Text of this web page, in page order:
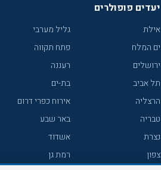
יעדים פופולרים
אילת
ים המלח
ירושלים
תל אביב
הרצליה
טבריה
נצרת
צפון
גליל מערבי
פתח תקווה
רעננה
בת-ים
אירוח כפרי דרום
באר שבע
אשדוד
רמת גן